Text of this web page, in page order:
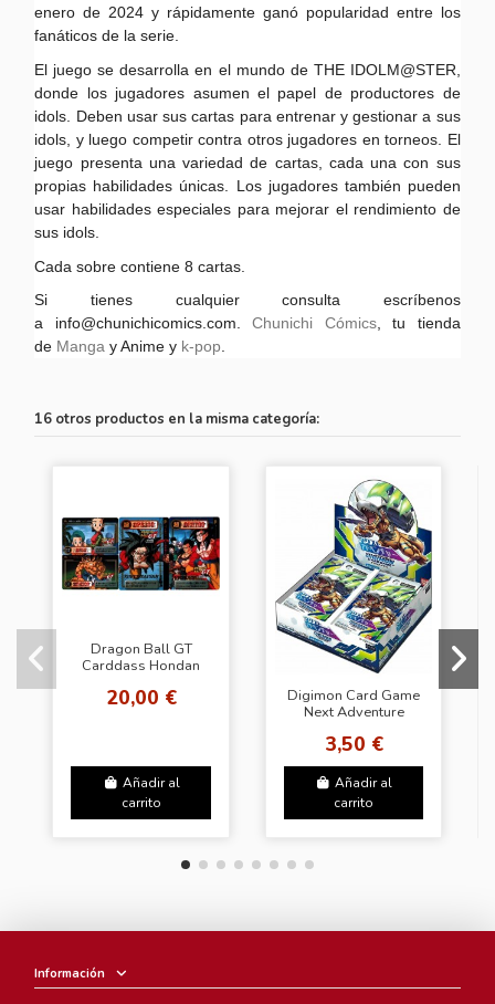
enero de 2024 y rápidamente ganó popularidad entre los
fanáticos de la serie.
El juego se desarrolla en el mundo de THE IDOLM@STER,
donde los jugadores asumen el papel de productores de
idols. Deben usar sus cartas para entrenar y gestionar a sus
idols, y luego competir contra otros jugadores en torneos. El
juego presenta una variedad de cartas, cada una con sus
propias habilidades únicas. Los jugadores también pueden
usar habilidades especiales para mejorar el rendimiento de
sus idols.
Cada sobre contiene 8 cartas.
Si tienes cualquier consulta escríbenos
a info@chunichicomics.com.Chunichi Cómics, tu tienda
de Manga y Anime y k-pop.
16 otros productos en la misma categoría:
Dragon Ball GT
Carddass Hondan
20,00 €
Añadir al
carrito
Digimon Card Game
Next Adventure
07
3,50 €
Añadir al
carrito
Información